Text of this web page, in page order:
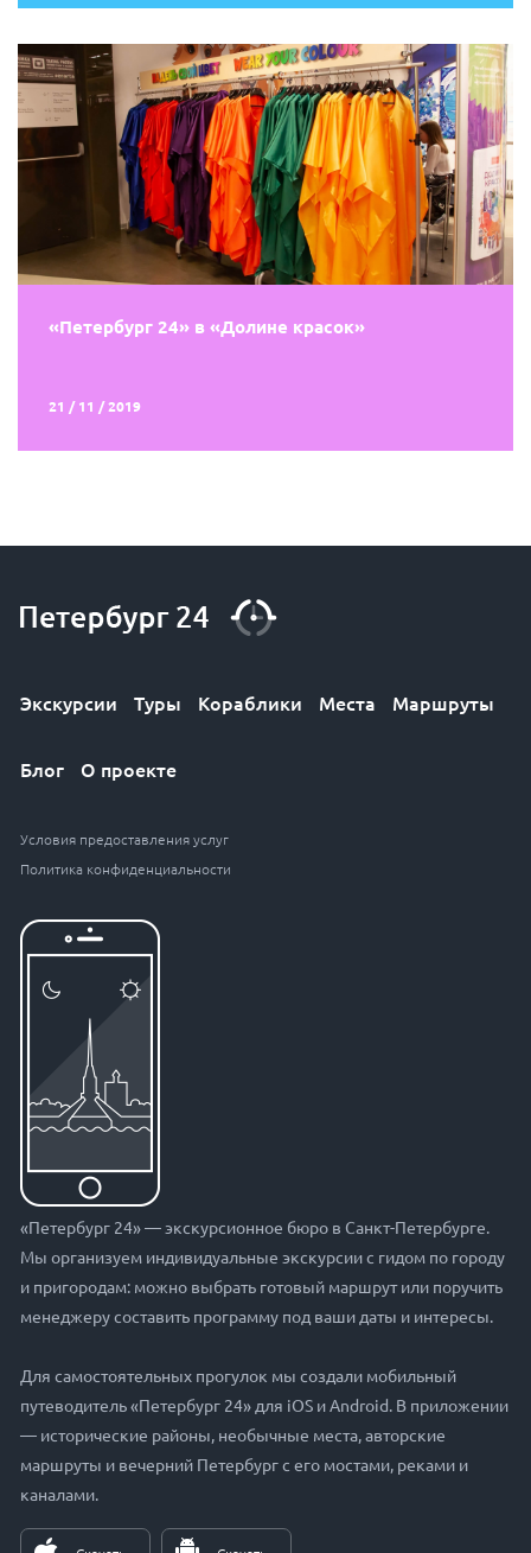
«Петербург 24» в «Долине красок»
21 / 11 / 2019
Экскурсии Туры Кораблики Места Маршруты
Блог О проекте
Условия предоставления услуг
Политика конфиденциальности
«Петербург 24» — экскурсионное бюро в Санкт-Петербурге.
Мы организуем индивидуальные экскурсии с гидом по городу
и пригородам: можно выбрать готовый маршрут или поручить
менеджеру составить программу под ваши даты и интересы.
Для самостоятельных прогулок мы создали мобильный
путеводитель «Петербург 24» для iOS и Android. В приложении
— исторические районы, необычные места, авторские
маршруты и вечерний Петербург с его мостами, реками и
каналами.